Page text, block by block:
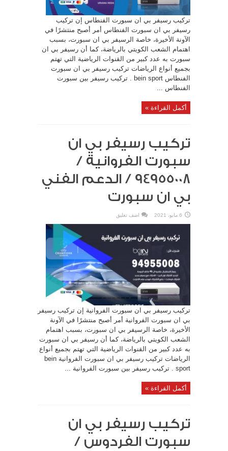
تركيب رسيفر بي ان سبورت الفنطاس إن تركيب
رسيفر بي ان سبورت الفنطاس أمر أصبح منتشرًا في
الآونة الأخيرة، خاصة الرسيفر بي ان سبورت، بسبب
اهتمام الشعب الكويتي بالرياضة، كما أن رسيفر بي ان
سبورت به عدد كبير من القنوات الرياضية التي تهتم
بجميع أنواع الرياضات تركيب رسيفر بي ان سبورت
الفنطاس bein sport . تركيب رسيفر بين سبورت
الفنطاس ...
أكمل القراءة »
تركيب رسيفر بي ان
سبورت الفروانية /
94955008 / الدعم الفني
بي ان سبورت
6 مايو، 2021 اضف تعليق
تركيب رسيفر بي ان سبورت الفروانية إن تركيب رسيفر
بي ان سبورت الفروانية أمر أصبح منتشرًا في الآونة
الأخيرة، خاصة الرسيفر بي ان سبورت، بسبب اهتمام
الشعب الكويتي بالرياضة، كما أن رسيفر بي ان سبورت
به عدد كبير من القنوات الرياضية التي تهتم بجميع أنواع
الرياضات تركيب رسيفر بي ان سبورت الفروانية bein
sport . تركيب رسيفر بين سبورت الفروانية ...
أكمل القراءة »
تركيب رسيفر بي ان
سبورت الفردوس /